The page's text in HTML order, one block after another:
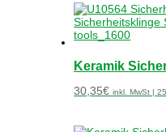
Keramik
30,35€ inkl. MwSt |